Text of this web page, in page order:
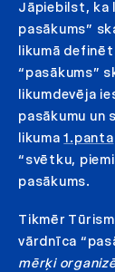
Jāpiebilst, ka
pasākums”
likumā
“pasākums”
likumdevēja
pasākumu un
likuma1.panta
“svētku,
pasākums.
Tikmēr
vārdnīca
mērķi